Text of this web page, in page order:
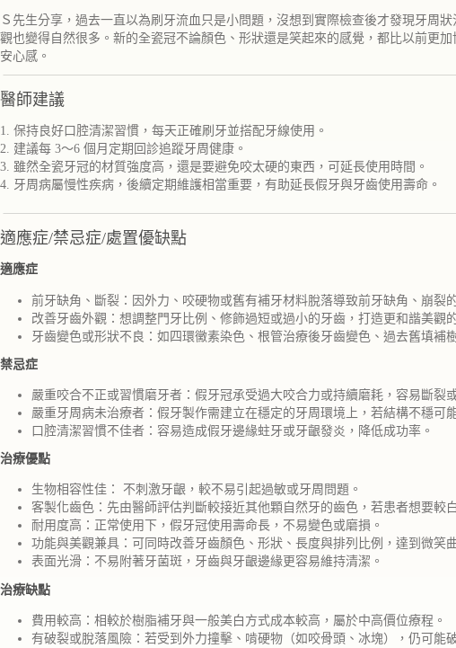
Ｓ先生分享，過去一直以為刷牙流血只是小問題，沒想到實際檢查後才發現牙周
觀也變得自然很多。新的全瓷冠不論顏色、形狀還是笑起來的感覺，都比以前更
安心感。
醫師建議
1. 保持良好口腔清潔習慣，每天正確刷牙並搭配牙線使用。
2. 建議每 3～6 個月定期回診追蹤牙周健康。
3. 雖然全瓷牙冠的材質強度高，還是要避免咬太硬的東西，可延長使用時間。
4. 牙周病屬慢性疾病，後續定期維護相當重要，有助延長假牙與牙齒使用壽命。
適應症/禁忌症/處置優缺點
適應症
前牙缺角、斷裂：因外力、咬硬物或舊有補牙材料脫落導致前牙缺角、崩裂
改善牙齒外觀：想調整門牙比例、修飾過短或過小的牙齒，打造更和諧美觀
牙齒變色或形狀不良：如四環黴素染色、根管治療後牙齒變色、過去舊填補
禁忌症
嚴重咬合不正或習慣磨牙者：假牙冠承受過大咬合力或持續磨耗，容易斷裂
嚴重牙周病未治療者：假牙製作需建立在穩定的牙周環境上，若結構不穩可
口腔清潔習慣不佳者：容易造成假牙邊緣蛀牙或牙齦發炎，降低成功率。
治療優點
生物相容性佳： 不刺激牙齦，較不易引起過敏或牙周問題。
客製化齒色：先由醫師評估判斷較接近其他顆自然牙的齒色，若患者想要較
耐用度高：正常使用下，假牙冠使用壽命長，不易變色或磨損。
功能與美觀兼具：可同時改善牙齒顏色、形狀、長度與排列比例，達到微笑
表面光滑：不易附著牙菌斑，牙齒與牙齦邊緣更容易維持清潔。
治療缺點
費用較高：相較於樹脂補牙與一般美白方式成本較高，屬於中高價位療程。
有破裂或脫落風險：若受到外力撞擊、啃硬物（如咬骨頭、冰塊），仍可能